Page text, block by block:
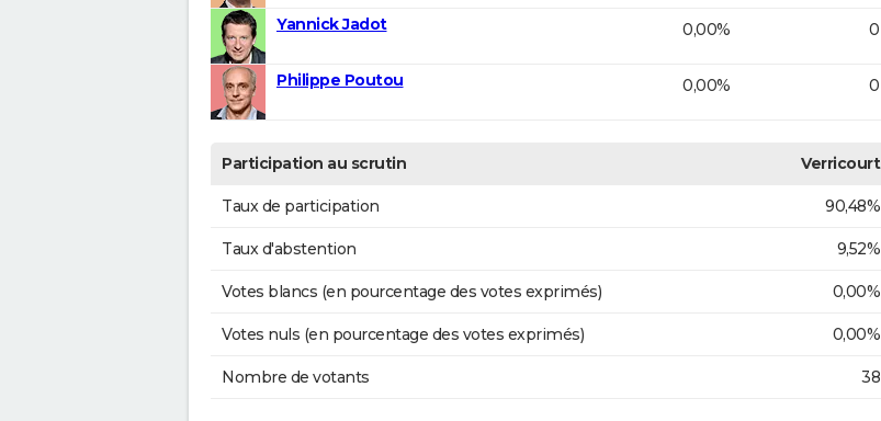
Yannick Jadot 0,00% 0
Philippe Poutou 0,00% 0
Participation au scrutin Verricourt
Taux de participation 90,48%
Taux d'abstention 9,52%
Votes blancs (en pourcentage des votes exprimés) 0,00%
Votes nuls (en pourcentage des votes exprimés) 0,00%
Nombre de votants 38